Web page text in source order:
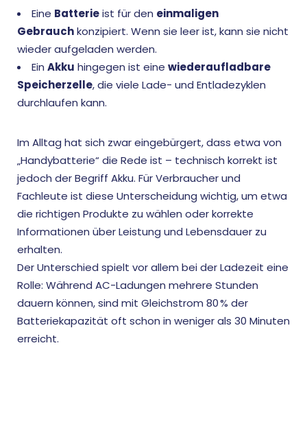
Eine Batterieist für den einmaligen
Gebrauchkonzipiert. Wenn sie leer ist, kann sie nicht
wieder aufgeladen werden.
Ein Akku hingegen ist eine wiederaufladbare
Speicherzelle, die viele Lade- und Entladezyklen
durchlaufen kann.
Im Alltag hat sich zwar eingebürgert, dass etwa von
„Handybatterie“ die Rede ist – technisch korrekt ist
jedoch der Begriff Akku. Für Verbraucher und
Fachleute ist diese Unterscheidung wichtig, um etwa
die richtigen Produkte zu wählen oder korrekte
Informationen über Leistung und Lebensdauer zu
erhalten.
Der Unterschied spielt vor allem bei der Ladezeit eine
Rolle: Während AC-Ladungen mehrere Stunden
dauern können, sind mit Gleichstrom 80 % der
Batteriekapazität oft schon in weniger als 30 Minuten
erreicht.